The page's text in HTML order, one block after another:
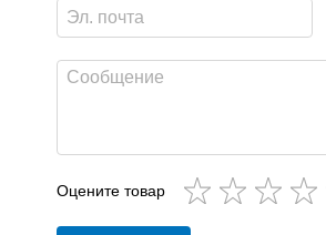
Оцените товар